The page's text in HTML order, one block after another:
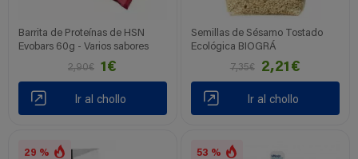
Barrita de Proteínas de HSN
Evobars 60g - Varios sabores
2,90€
1€
Ir al chollo
Semillas de Sésamo Tostado
Ecológica BIOGRÁ
7,35€
2,21€
Ir al chollo
29 % 53 %